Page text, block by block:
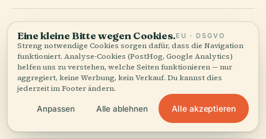
Baewha Women’s University: History, Visiting Hours,
Tickets & Seoul’s Cultural Sites, 2025, Edukasyon.ph
Baewha Women's University Visiting Hours, Tickets,
and Historic Campus Tour in Seoul, 2025, Baewha
Women’s University Official Site
Eine kleine Bitte wegen Cookies.EU · DSGVO
Streng notwendige Cookies sorgen dafür, dass die Navigation
funktioniert. Analyse-Cookies (PostHog, Google Analytics)
helfen uns zu verstehen, welche Seiten funktionieren — nur
aggregiert, keine Werbung, kein Verkauf. Du kannst dies
jederzeit im Footer ändern.
Anpassen Alle ablehnen Alle akzeptieren